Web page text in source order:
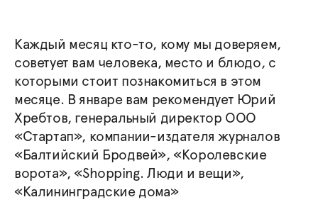
Каждый месяц кто-то, кому мы доверяем,
советует вам человека, место и блюдо, с
которыми стоит познакомиться в этом
месяце. В январе вам рекомендует Юрий
Хребтов, генеральный директор ООО
«Стартап», компании-издателя журналов
«Балтийский Бродвей», «Королевские
ворота», «Shopping. Люди и вещи»,
«Калининградские дома»